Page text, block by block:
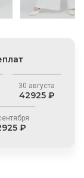
30 августа
42925 ₽
₽